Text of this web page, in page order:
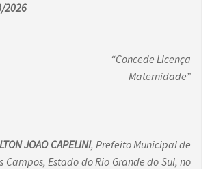
2026
“Concede Licença
Maternidade”
CAPELINI, Prefeito Municipal de
Campos, Estado do Rio Grande do Sul, no